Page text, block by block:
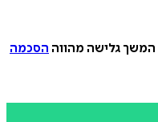
המשך גלישה מהווה הסכמה